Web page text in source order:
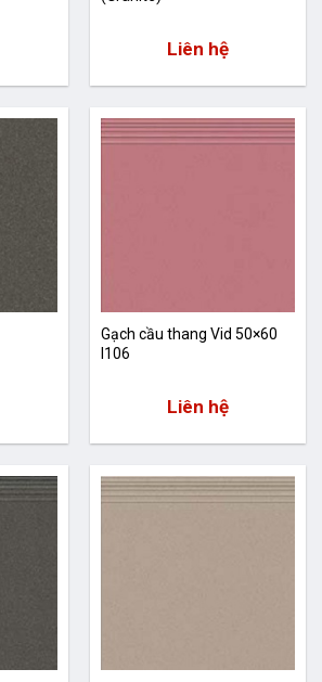
Liên hệ
Gạch cầu thang Vid 50×60
I106
Liên hệ